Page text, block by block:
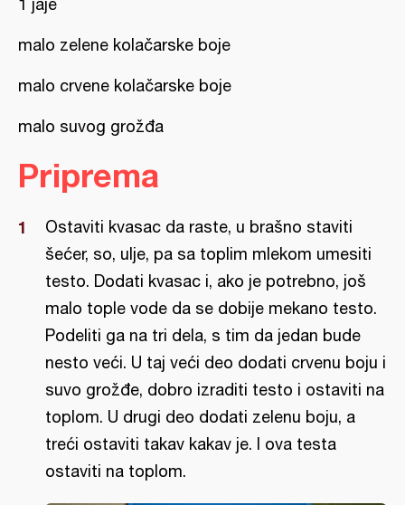
1 jaje
malo zelene kolačarske boje
malo crvene kolačarske boje
malo suvog grožđa
Priprema
Ostaviti kvasac da raste, u brašno staviti
šećer, so, ulje, pa sa toplim mlekom umesiti
testo. Dodati kvasac i, ako je potrebno, još
malo tople vode da se dobije mekano testo.
Podeliti ga na tri dela, s tim da jedan bude
nesto veći. U taj veći deo dodati crvenu boju i
suvo grožđe, dobro izraditi testo i ostaviti na
toplom. U drugi deo dodati zelenu boju, a
treći ostaviti takav kakav je. I ova testa
ostaviti na toplom.